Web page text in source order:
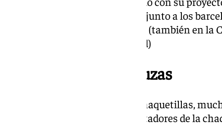
han tenido sabor catalán: pues junto a los
han sido distinguidos Mont Bar (también en la
(Lérida) y Ramón Freixa (Madrid)
Cinco alegrías andaluzas
Cuando empezó el reparto de chaquetillas,
andaluza con cinco nuevos portadores de la